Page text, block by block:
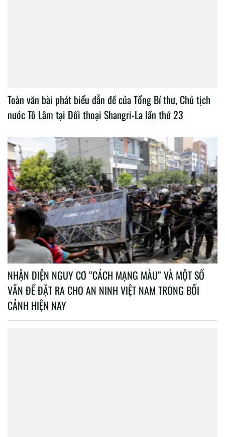
Toàn văn bài phát biểu dẫn đề của Tổng Bí thư, Chủ tịch
nước Tô Lâm tại Đối thoại Shangri-La lần thứ 23
NHẬN DIỆN NGUY CƠ “CÁCH MẠNG MÀU” VÀ MỘT SỐ
VẤN ĐỀ ĐẶT RA CHO AN NINH VIỆT NAM TRONG BỐI
CẢNH HIỆN NAY